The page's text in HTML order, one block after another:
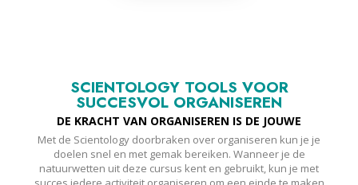
SCIENTOLOGY TOOLS VOOR
SUCCESVOL ORGANISEREN
DE KRACHT VAN ORGANISEREN IS DE JOUWE
Met de Scientology doorbraken over organiseren kun je je
doelen snel en met gemak bereiken. Wanneer je de
natuurwetten uit deze cursus kent en gebruikt, kun je met